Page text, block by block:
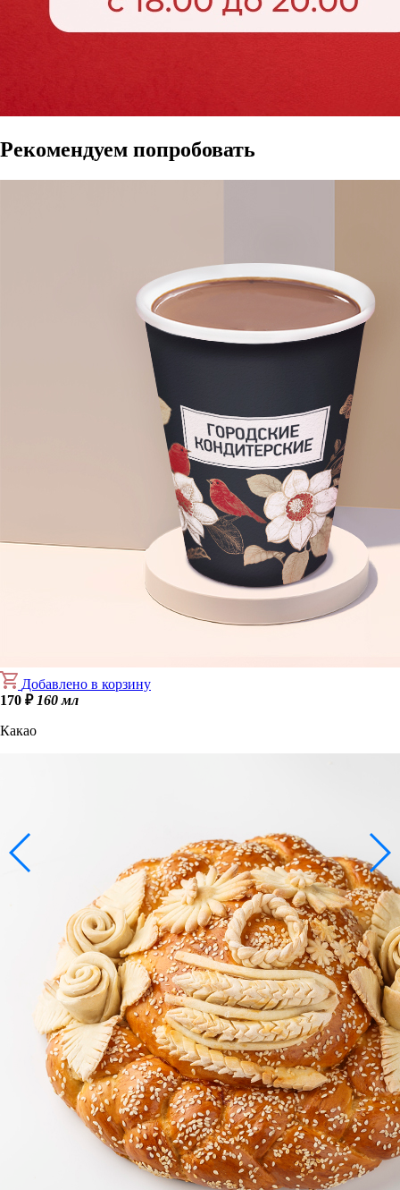
Рекомендуем попробовать
Добавлено в корзину
170 ₽ 160 мл
Какао